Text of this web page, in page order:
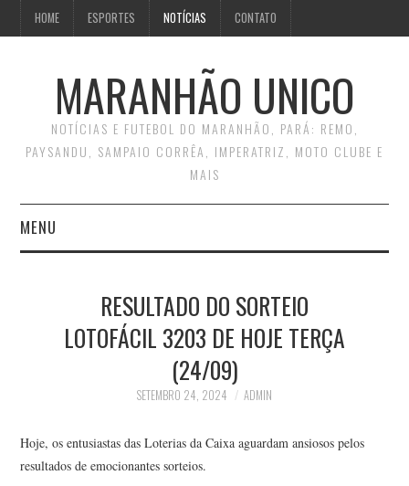
HOME ESPORTES NOTÍCIAS CONTATO
MARANHÃO UNICO
NOTÍCIAS E FUTEBOL DO MARANHÃO, PARÁ: REMO,
PAYSANDU, SAMPAIO CORRÊA, IMPERATRIZ, MOTO CLUBE E
MAIS
MENU
RESULTADO DO SORTEIO
LOTOFÁCIL 3203 DE HOJE TERÇA
(24/09)
SETEMBRO 24, 2024 ADMIN
Hoje, os entusiastas das Loterias da Caixa aguardam ansiosos pelos
resultados de emocionantes sorteios.